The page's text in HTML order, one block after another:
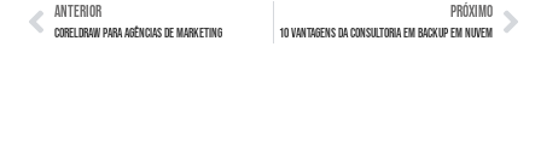
ANTERIOR
CorelDRAW para agências de marketing
PRÓXIMO
10 Vantagens da Consultoria em Backup em Nuvem